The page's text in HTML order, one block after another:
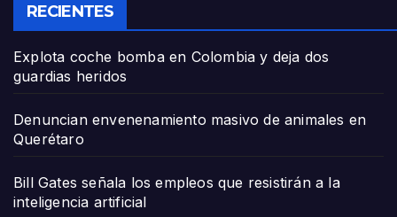
RECIENTES
Explota coche bomba en Colombia y deja dos
guardias heridos
Denuncian envenenamiento masivo de animales en
Querétaro
Bill Gates señala los empleos que resistirán a la
inteligencia artificial